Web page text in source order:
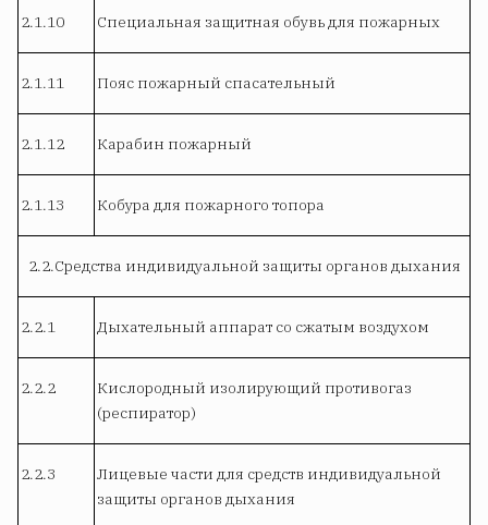
2.1.10 Специальная защитная обувь для пожарных
2.1.11 Пояс пожарный спасательный
2.1.12 Карабин пожарный
2.1.13 Кобура для пожарного топора
2.2.Средства индивидуальной защиты органов дыхания
2.2.1 Дыхательный аппарат со сжатым воздухом
2.2.2
Кислородный изолирующий противогаз
(респиратор)
2.2.3
Лицевые части для средств индивидуальной
защиты органов дыхания